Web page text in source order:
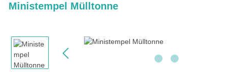
Ministempel Mülltonne
Bildergalerie überspringen